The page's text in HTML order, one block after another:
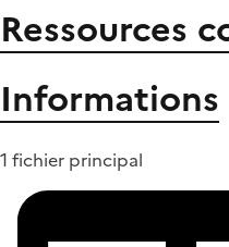
Ressources
Informations
1 fichier principal